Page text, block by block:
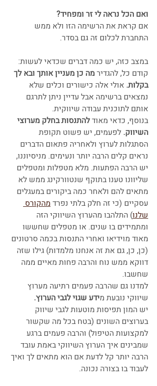
ואם הכל נראה לי זר ומפחיד?
אם קראת את הרשימה הזו ולא ממש
התחברת לכלום זה גם בסדר.
במצב כזה, יש כמה דברים שכדאי לעשות:
קודם כל, להגדיר מה כן מעניין אותך ובא לך
בקלות. אולי אלה כישורים וכלים שלא
נמצאים ברשימה אבל עדיין ניתן לתרגם
אותם לתוכנית עבודה שיווקית.
בנוסף, כדאי מאוד להתנסות בחלק מערוצי
השיווק. לפעמים, יש פשוט תקופת
הסתגלות לערוץ ולאחריה פתאום הדברים
נראים קלים הרבה יותר ונעימים. מניסיוננו,
יש הרבה הפתעות. מלא מטפלות ומטפלים
שליוונו טענו בתוקף שנטוורקינג ממש לא
מתאים להם ולאחר כמה ביקורים במעגלים
עסקיים (כי זה חלק בלתי נפרד מהקורס
שלנו) התלהבו מהערוץ השיווקי הזה
ומתמידים בו שנים. או מטפלים שחששו
מאוד מוידיאו ואחרי התנסות בכמה סרטונים
(כן, כן, גם את זה אנחנו מלמדות) גילו שזה
דווקא ממש נוח והרבה פחות מאיים ממה
שחשבו.
למדנו גם שהרבה פעמים רתיעה מערוץ
שיווקי נובעת מידע שגוי לגבי הערוץ.
יש המון תפיסות מוטעות לגבי שיווק
בערוצים השונים (בטח בכל מה שקשור
למקצועות הטיפול) והרבה פעמים ברגע
שמבינים איך הערוץ השיווקי באמת עובד
הרבה יותר קל לדעת אם הוא מתאים לך ואיך
לעבוד בו בצורה נכונה.